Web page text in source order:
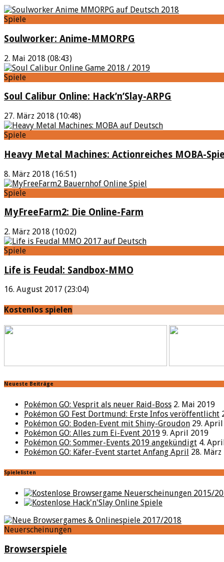
Spiele
Soulworker: Anime-MMORPG
2. Mai 2018 (08:43)
Spiele
Soul Calibur Online: Hack’n’Slay-ARPG
27. März 2018 (10:48)
Spiele
Heavy Metal Machines: Actionreiches MOBA-
8. März 2018 (16:51)
Spiele
MyFreeFarm2: Die Online-Farm
2. März 2018 (10:02)
Spiele
Life is Feudal: Sandbox-MMO
16. August 2017 (23:04)
Kostenlos spielen
Neueste Beiträge
Pokémon GO: Vesprit als neuer Raid-Boss 2. Mai 2019
Pokémon GO Fest Dortmund: Erste Infos veröffentlicht
Pokémon GO: Boden-Event mit Shiny-Groudon 29.
Pokémon GO: Alles zum Ei-Event 2019 9. April 2019
Pokémon GO: Sommer-Events 2019 angekündigt 4.
Pokémon GO: Käfer-Event startet Anfang April 28. März
Spielelisten
Neuerscheinungen
Browserspiele